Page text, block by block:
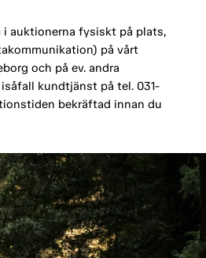
i auktionerna fysiskt på plats,
på vårt
och på ev. andra
kundtjänst på tel. 031-
bekräftad innan du